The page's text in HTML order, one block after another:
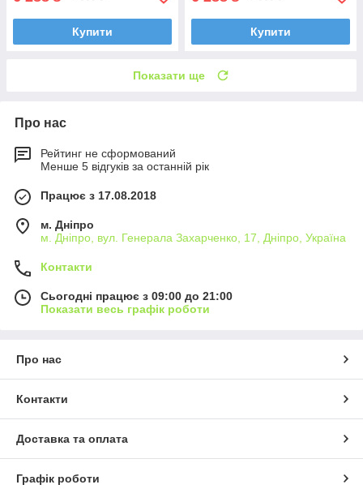
Купити Купити
Показати ще
Про нас
Рейтинг не сформований
Менше 5 відгуків за останній рік
Працює з 17.08.2018
м. Дніпро
м. Дніпро, вул. Генерала Захарченко, 17, Дніпро, Україна
Контакти
Сьогодні працює з 09:00 до 21:00
Показати весь графік роботи
Про нас
Контакти
Доставка та оплата
Графік роботи